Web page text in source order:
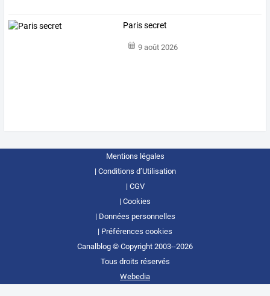
Paris secret
9 août 2026
Mentions légales
Conditions d’Utilisation
CGV
Cookies
Données personnelles
Préférences cookies
Canalblog © Copyright 2003--2026
Tous droits réservés
Webedia